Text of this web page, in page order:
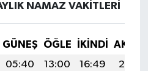
NAMAZ VAKITLERI
GÜNEŞ ÖĞLE İKINDI
05:40 13:00 16:49
20:10